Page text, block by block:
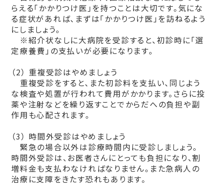
らえる「かかりつけ医」を持つこ とは大切です。気にな
る症状があれば、まずは「かかりつけ医」を訪ねるよう
にしましょう。
※紹介状なしに大病院を受診すると、初診時に「選
定療養費」の支払いが必要にな ります。
（2） 重複受診はやめましょう
重複受診をすると、また初診料を支払い、同じよう
な検査や処置が行われて費用がかかります。さらに投
薬や注射などを繰り返すことでからだへの負担や副
作用も心配されます。
（3） 時間外受診はやめましょう
緊急の場合以外は診療時間内に受診しましょう。
時間外受診は、お医者さんにとっても負担になり、割
増料金も支払わなければなりません。また急病人の
治療に支障をきたす恐れもあります。